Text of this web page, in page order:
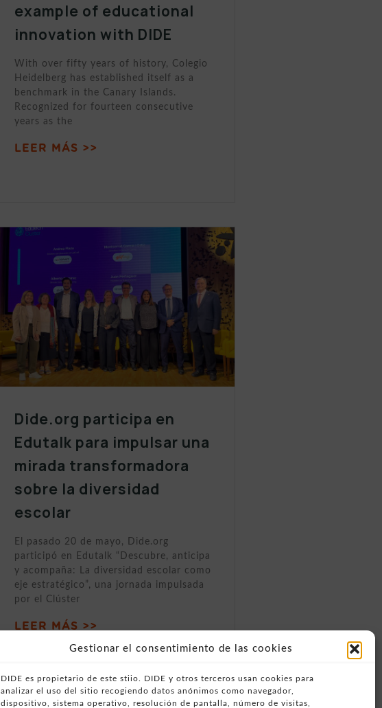
Gestionar el consentimiento de las cookies
DIDE es propietario de este stiio. DIDE y otros terceros usan cookies para
analizar el uso del sitio recogiendo datos anónimos como navegador,
dispositivo, sistema operativo, resolución de pantalla, número de visitas,
example of educational
innovation with DIDE
With over fifty years of history, Colegio
Heidelberg has established itself as a
benchmark in the Canary Islands.
Recognized for fourteen consecutive
years as the
LEER MÁS >>
Dide.org participa en
Edutalk para impulsar una
mirada transformadora
sobre la diversidad
escolar
El pasado 20 de mayo, Dide.org
participó en Edutalk “Descubre, anticipa
y acompaña: La diversidad escolar como
eje estratégico”, una jornada impulsada
por el Clúster
LEER MÁS >>